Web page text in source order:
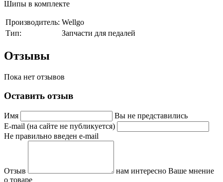
Шипы в комплекте
Производитель: Wellgo
Тип:
Запчасти для педалей
Отзывы
Пока нет отзывов
Оставить отзыв
Имя
Вы не представились
E-mail (на сайте не публикуется)
Не правильно введен e-mail
Отзыв
нам интересно Ваше мнение
о товаре